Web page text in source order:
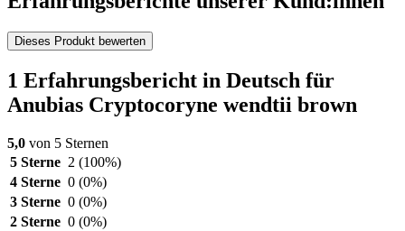
Dieses Produkt bewerten
1 Erfahrungsbericht in Deutsch für
Anubias Cryptocoryne wendtii brown
5,0 von 5 Sternen
5 Sterne 2 (100%)
4 Sterne 0 (0%)
3 Sterne 0 (0%)
2 Sterne 0 (0%)